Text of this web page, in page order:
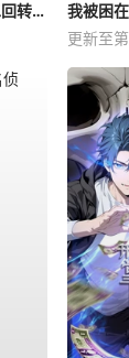
落第贤者的学院无双第二回转生，S等级作弊魔术师冒险记
我被困
更新至